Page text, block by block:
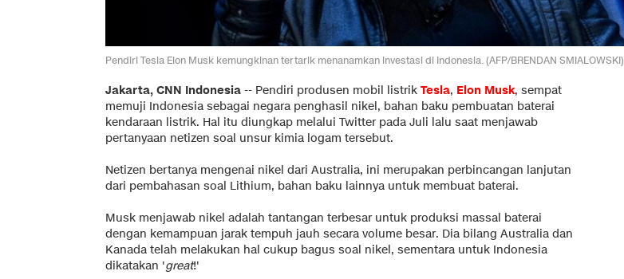
Pendiri Tesla Elon Musk kemungkinan tertarik menanamkan investasi di Indonesia. (AFP/BRENDAN SMIALOWSKI)
Jakarta, CNN Indonesia -- Pendiri produsen mobil listrik Tesla, Elon Musk, sempat
memuji Indonesia sebagai negara penghasil nikel, bahan baku pembuatan baterai
kendaraan listrik. Hal itu diungkap melalui Twitter pada Juli lalu saat menjawab
pertanyaan netizen soal unsur kimia logam tersebut.
Netizen bertanya mengenai nikel dari Australia, ini merupakan perbincangan lanjutan
dari pembahasan soal Lithium, bahan baku lainnya untuk membuat baterai.
Musk menjawab nikel adalah tantangan terbesar untuk produksi massal baterai
dengan kemampuan jarak tempuh jauh secara volume besar. Dia bilang Australia dan
Kanada telah melakukan hal cukup bagus soal nikel, sementara untuk Indonesia
dikatakan 'great!'